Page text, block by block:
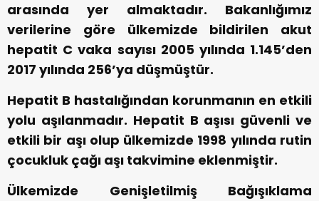
arasında yer almaktadır. Bakanlığımız
verilerine göre ülkemizde bildirilen akut
hepatit C vaka sayısı 2005 yılında 1.145’den
2017 yılında 256’ya düşmüştür.
Hepatit B hastalığından korunmanın en etkili
yolu aşılanmadır. Hepatit B aşısı güvenli ve
etkili bir aşı olup ülkemizde 1998 yılında rutin
çocukluk çağı aşı takvimine eklenmiştir.
Ülkemizde Genişletilmiş Bağışıklama